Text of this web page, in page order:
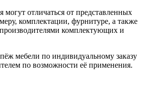
могут отличаться от представленных
комплектации, фурнитуре, а также
комплектующих и
мебели по индивидуальному заказу
по возможности её применения.